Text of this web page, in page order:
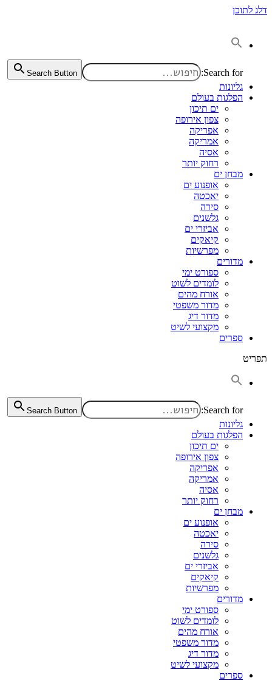
דלג לתוכן
Search for:
Search Button
גליונות
הפלגות בעולם
ים תיכון
צפון אירופה
אפריקה
אמריקה
אסיה
רחוק יותר
מבחן ים
אופנוע ים
יאכטה
סירה
גלשנים
אביזרי ים
קיאקים
מפרשיות
מדורים
ספורט ימי
לומדים לשוט
אורח מהים
מדור משפטי
מדור דיג
מקצועי לשיט
ספרים
תפריט
Search for:
Search Button
גליונות
הפלגות בעולם
ים תיכון
צפון אירופה
אפריקה
אמריקה
אסיה
רחוק יותר
מבחן ים
אופנוע ים
יאכטה
סירה
גלשנים
אביזרי ים
קיאקים
מפרשיות
מדורים
ספורט ימי
לומדים לשוט
אורח מהים
מדור משפטי
מדור דיג
מקצועי לשיט
ספרים